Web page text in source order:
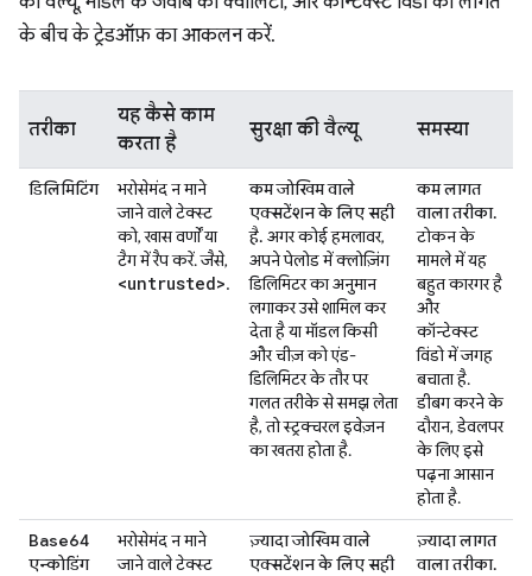
के बीच के ट्रेडऑफ़ का आकलन करें.
तरीका
यह कैसे काम
करता है
सुरक्षा की वैल्यू समस्या
डिलिमिटिंग
भरोसेमंद न माने
जाने वाले टेक्स्ट
को, खास वर्णों या
टैग में रैप करें. जैसे,
<untrusted>.
कम जोखिम वाले
एक्सटेंशन के लिए सही
है. अगर कोई हमलावर,
अपने पेलोड में क्लोज़िंग
डिलिमिटर का अनुमान
लगाकर उसे शामिल कर
देता है या मॉडल किसी
और चीज़ को एंड-
डिलिमिटर के तौर पर
गलत तरीके से समझ लेता
है, तो स्ट्रक्चरल इवेज़न
का खतरा होता है.
कम लागत
वाला तरीका.
टोकन के
मामले में यह
बहुत कारगर है
और
कॉन्टेक्स्ट
विंडो में जगह
बचाता है.
डीबग करने के
दौरान, डेवलपर
के लिए इसे
पढ़ना आसान
होता है.
Base64
एन्कोडिंग
भरोसेमंद न माने
जाने वाले टेक्स्ट
ज़्यादा जोखिम वाले
एक्सटेंशन के लिए सही
ज़्यादा लागत
वाला तरीका.